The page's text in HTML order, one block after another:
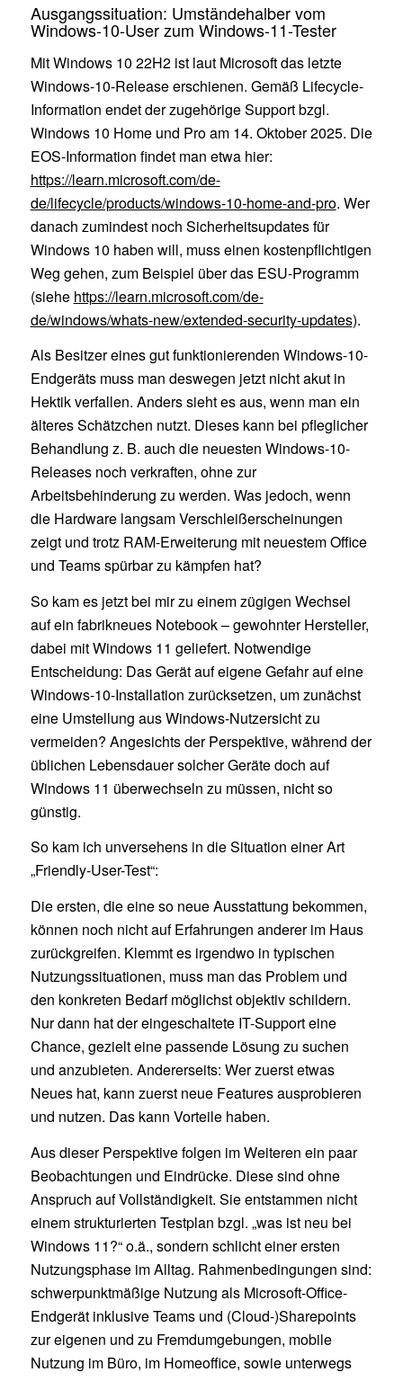
Ausgangssituation: Umständehalber vom
Windows-10-User zum Windows-11-Tester
Mit Windows 10 22H2 ist laut Microsoft das letzte
Windows-10-Release erschienen. Gemäß Lifecycle-
Information endet der zugehörige Support bzgl.
Windows 10 Home und Pro am 14. Oktober 2025. Die
EOS-Information findet man etwa hier:
https://learn.microsoft.com/de-
de/lifecycle/products/windows-10-home-and-pro. Wer
danach zumindest noch Sicherheitsupdates für
Windows 10 haben will, muss einen kostenpflichtigen
Weg gehen, zum Beispiel über das ESU-Programm
(siehe https://learn.microsoft.com/de-
de/windows/whats-new/extended-security-updates).
Als Besitzer eines gut funktionierenden Windows-10-
Endgeräts muss man deswegen jetzt nicht akut in
Hektik verfallen. Anders sieht es aus, wenn man ein
älteres Schätzchen nutzt. Dieses kann bei pfleglicher
Behandlung z. B. auch die neuesten Windows-10-
Releases noch verkraften, ohne zur
Arbeitsbehinderung zu werden. Was jedoch, wenn
die Hardware langsam Verschleißerscheinungen
zeigt und trotz RAM-Erweiterung mit neuestem Office
und Teams spürbar zu kämpfen hat?
So kam es jetzt bei mir zu einem zügigen Wechsel
auf ein fabrikneues Notebook – gewohnter Hersteller,
dabei mit Windows 11 geliefert. Notwendige
Entscheidung: Das Gerät auf eigene Gefahr auf eine
Windows-10-Installation zurücksetzen, um zunächst
eine Umstellung aus Windows-Nutzersicht zu
vermeiden? Angesichts der Perspektive, während der
üblichen Lebensdauer solcher Geräte doch auf
Windows 11 überwechseln zu müssen, nicht so
günstig.
So kam ich unversehens in die Situation einer Art
„Friendly-User-Test“:
Die ersten, die eine so neue Ausstattung bekommen,
können noch nicht auf Erfahrungen anderer im Haus
zurückgreifen. Klemmt es irgendwo in typischen
Nutzungssituationen, muss man das Problem und
den konkreten Bedarf möglichst objektiv schildern.
Nur dann hat der eingeschaltete IT-Support eine
Chance, gezielt eine passende Lösung zu suchen
und anzubieten. Andererseits: Wer zuerst etwas
Neues hat, kann zuerst neue Features ausprobieren
und nutzen. Das kann Vorteile haben.
Aus dieser Perspektive folgen im Weiteren ein paar
Beobachtungen und Eindrücke. Diese sind ohne
Anspruch auf Vollständigkeit. Sie entstammen nicht
einem strukturierten Testplan bzgl. „was ist neu bei
Windows 11?“ o.ä., sondern schlicht einer ersten
Nutzungsphase im Alltag. Rahmenbedingungen sind:
schwerpunktmäßige Nutzung als Microsoft-Office-
Endgerät inklusive Teams und (Cloud-)Sharepoints
zur eigenen und zu Fremdumgebungen, mobile
Nutzung im Büro, im Homeoffice, sowie unterwegs